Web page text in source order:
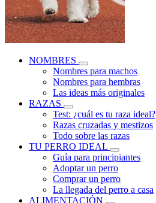
NOMBRES
Nombres para machos
Nombres para hembras
Las ideas más originales
RAZAS
Test: ¿cuál es tu raza ideal?
Razas cruzadas y mestizos
Todo sobre las razas
TU PERRO IDEAL
Guía para principiantes
Adoptar un perro
Comprar un perro
La llegada del perro a casa
ALIMENTACIÓN